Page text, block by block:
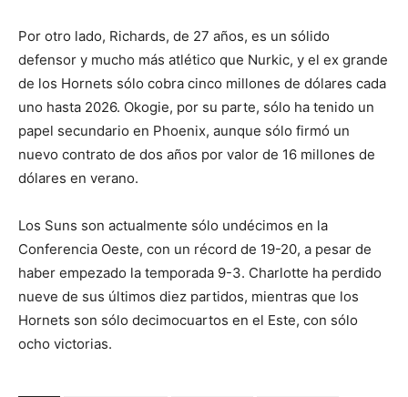
Por otro lado, Richards, de 27 años, es un sólido
defensor y mucho más atlético que Nurkic, y el ex grande
de los Hornets sólo cobra cinco millones de dólares cada
uno hasta 2026. Okogie, por su parte, sólo ha tenido un
papel secundario en Phoenix, aunque sólo firmó un
nuevo contrato de dos años por valor de 16 millones de
dólares en verano.
Los Suns son actualmente sólo undécimos en la
Conferencia Oeste, con un récord de 19-20, a pesar de
haber empezado la temporada 9-3. Charlotte ha perdido
nueve de sus últimos diez partidos, mientras que los
Hornets son sólo decimocuartos en el Este, con sólo
ocho victorias.